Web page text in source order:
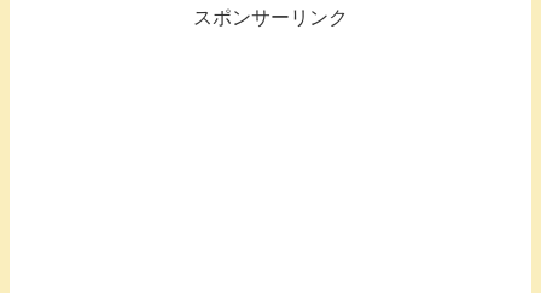
スポンサーリンク